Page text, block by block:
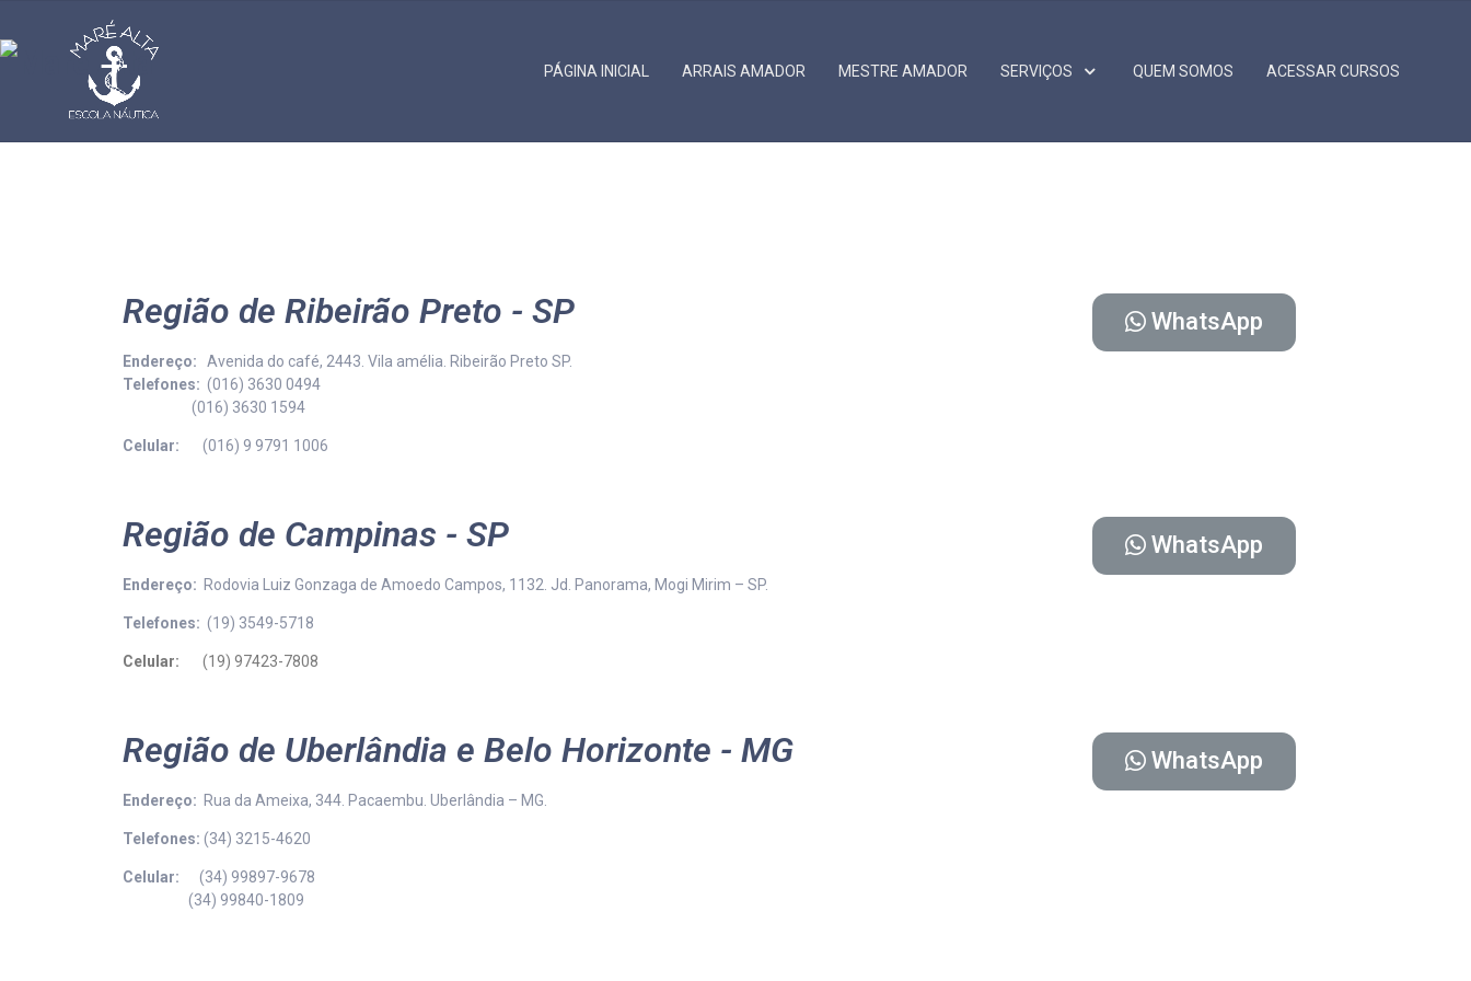
PÁGINA INICIAL ARRAIS AMADOR MESTRE AMADOR SERVIÇOS QUEM SOMOS ACESSAR CURSOS
Região de Ribeirão Preto - SP
Endereço: Avenida do café, 2443. Vila amélia. Ribeirão Preto SP.
Telefones: (016) 3630 0494
(016) 3630 1594
Celular: (016) 9 9791 1006
WhatsApp
Região de Campinas - SP
Endereço: Rodovia Luiz Gonzaga de Amoedo Campos, 1132. Jd. Panorama, Mogi Mirim – SP.
Telefones: (19) 3549-5718
Celular: (19) 97423-7808
WhatsApp
Região de Uberlândia e Belo Horizonte - MG
Endereço: Rua da Ameixa, 344. Pacaembu. Uberlândia – MG.
Telefones: (34) 3215-4620
Celular: (34) 99897-9678
(34) 99840-1809
WhatsApp